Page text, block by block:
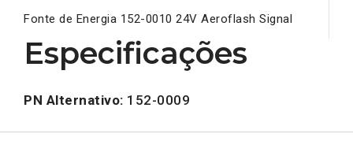
Fonte de Energia 152-0010 24V Aeroflash Signal
Especificações
PN Alternativo: 152-0009